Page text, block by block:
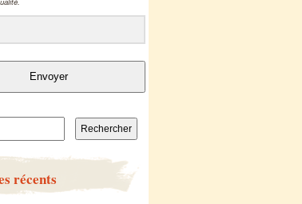
Envoyer
:
récents